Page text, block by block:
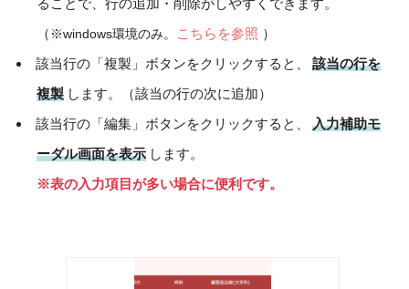
ることで、行の追加・削除がしやすくできます。
（ ※windows環境のみ。 こちらを参照 ）
該当行の「複製」ボタンをクリックすると、
該当の行を
複製 します。（該当の行の次に追加）
該当行の「編集」ボタンをクリックすると、
入力補助モ
ーダル画面を表示 します。
※表の入力項目が多い場合に便利です。